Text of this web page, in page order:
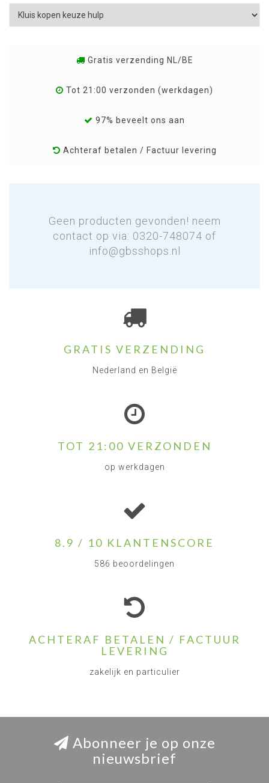
Gratis verzending NL/BE
Tot 21:00 verzonden (werkdagen)
97% beveelt ons aan
Achteraf betalen / Factuur levering
Geen producten gevonden! neem
contact op via: 0320-748074 of
info@gbsshops.nl
GRATIS VERZENDING
Nederland en België
TOT 21:00 VERZONDEN
op werkdagen
8.9 / 10 KLANTENSCORE
586 beoordelingen
ACHTERAF BETALEN / FACTUUR
LEVERING
zakelijk en particulier
Abonneer je op onze
nieuwsbrief